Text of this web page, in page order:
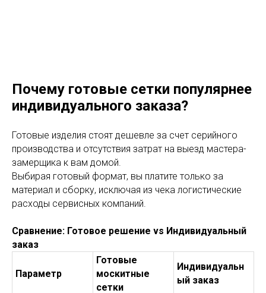
Почему готовые сетки популярнее
индивидуального заказа?
Готовые изделия стоят дешевле за счет серийного
производства и отсутствия затрат на выезд мастера-
замерщика к вам домой.
Выбирая готовый формат, вы платите только за
материал и сборку, исключая из чека логистические
расходы сервисных компаний.
Сравнение: Готовое решение vs Индивидуальный
заказ
Параметр
Готовые
москитные
сетки
Индивидуальн
ый заказ